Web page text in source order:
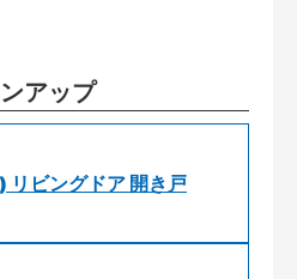
アップ
ビングドア 開き戸